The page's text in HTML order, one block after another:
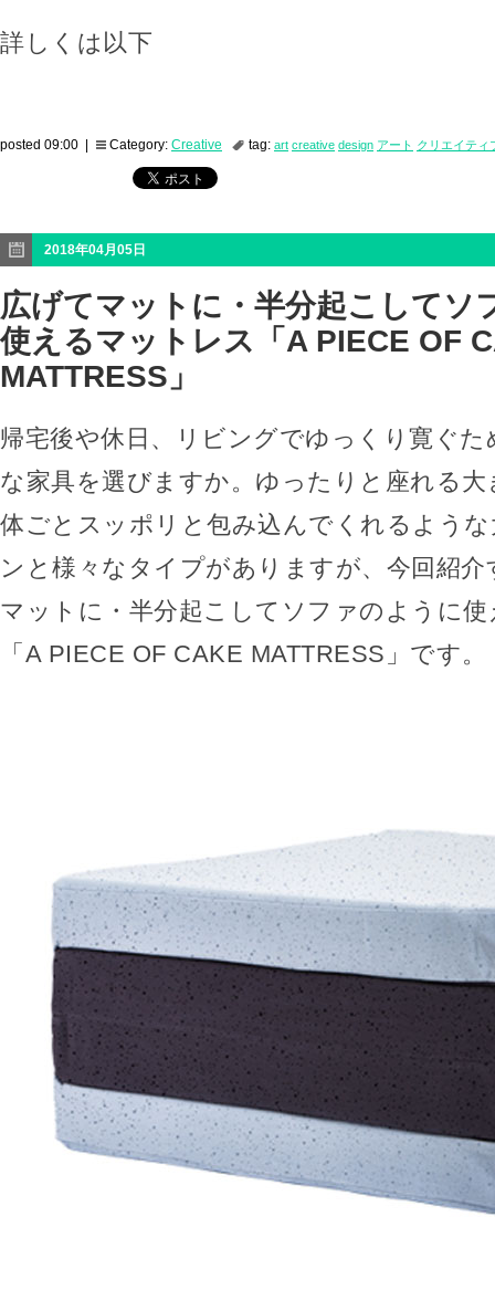
詳しくは以下
posted 09:00 | Category: Creative tag: art creative design アート クリエイティ
2018年04月05日
広げてマットに・半分起こしてソ
使えるマットレス「A PIECE OF
MATTRESS」
帰宅後や休日、リビングでゆっくり寛ぐ
な家具を選びますか。ゆったりと座れる
体ごとスッポリと包み込んでくれるよう
ンと様々なタイプがありますが、今回紹
マットに・半分起こしてソファのように
「A PIECE OF CAKE MATTRESS」です。